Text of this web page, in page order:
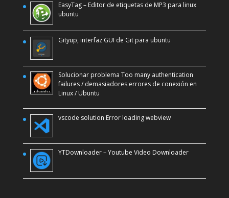
EasyTag – Editor de etiquetas de MP3 para linux
ubuntu
Gityup, interfaz GUI de Git para ubuntu
Solucionar problema Too many authentication
failures / demasiadores errores de conexión en
Linux / Ubuntu
vscode solution Error loading webview
YTDownloader – Youtube Video Downloader